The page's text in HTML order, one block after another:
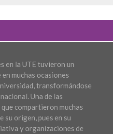
en la UTE tuvieron un
muchas ocasiones
transformándose
Una de las
compartieron muchas
su origen, pues en su
y organizaciones de